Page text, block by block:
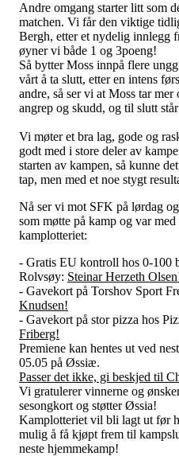
Andre omgang starter litt som
matchen. Vi får den viktige
Bergh, etter et nydelig innlegg
øyner vi både 1 og 3poeng!
Så bytter Moss innpå flere
vårt å ta slutt, etter en intens
andre, så ser vi at Moss tar
angrep og skudd, og til slutt
Vi møter et bra lag, gode og
godt med i store deler av
starten av kampen, så kunne
tap, men med et noe stygt
Nå ser vi mot SFK på lørdag
som møtte på kamp og var
kamplotteriet:
- Gratis EU kontroll hos 0-100
Rolvsøy: Steinar Herzeth
- Gavekort på Torshov Sport
Knudsen!
- Gavekort på stor pizza hos
Friberg!
Premiene kan hentes ut ved
05.05 på Øssiæ.
Passer det ikke, gi beskjed til
Vi gratulerer vinnerne og
sesongkort og støtter Øssia!
Kamplotteriet vil bli lagt ut før
mulig å få kjøpt frem til
neste hjemmekamp!